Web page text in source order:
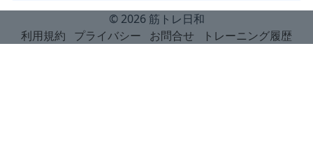
© 2026 筋トレ日和
利用規約
プライバシー お問合せ トレーニング履歴